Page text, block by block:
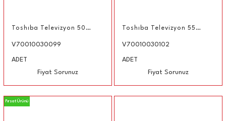
Toshıba Televizyon 50QV3F63DG 50'' QLED 4K Vıdaa TV 127 cm
V70010030099
ADET
Fiyat Sorunuz
Toshıba Televizyon 55QV3F63DG 55'' QLED 4K Vıdaa TV 140 cm
V70010030102
ADET
Fiyat Sorunuz
Fırsat Ürünü